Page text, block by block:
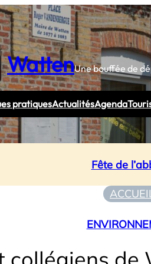
WattenUne bouffée de
pratiquesActualitésAgenda
Fête de